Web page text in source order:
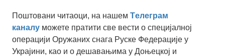
Поштовани читаоци, на нашем Tелеграм
каналу можете пратити све вести о специјалној
операцији Оружаних снага Руске Федерације у
Украјини, као и о дешавањима у Доњецкој и